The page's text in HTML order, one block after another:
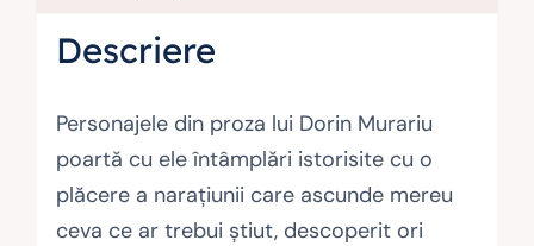
Descriere
Personajele din proza lui Dorin Murariu
poartă cu ele întâmplări istorisite cu o
plăcere a naraţiunii care ascunde mereu
ceva ce ar trebui ştiut, descoperit ori